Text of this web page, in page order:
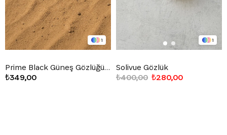
1
Prime Black Güneş Gözlüğü Siyah
₺349,00
1
Solivue Gözlük
₺280,00
₺400,00